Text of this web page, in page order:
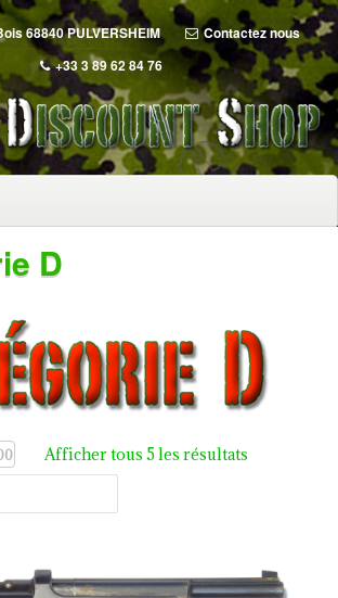
68840 PULVERSHEIM
Contactez nous
+33 3 89 62 84 76
D
Afficher tous 5 les résultats